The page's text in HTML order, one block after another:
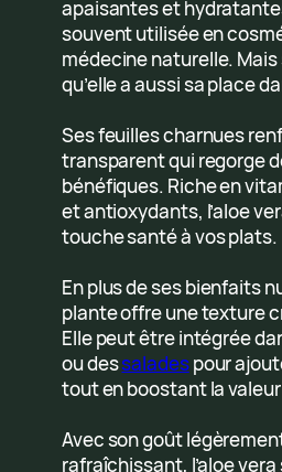
apaisantes et
souvent utilisée en
médecine naturelle.
qu’elle a aussi sa place
Ses feuilles charnues
transparent qui regorge
bénéfiques. Riche en
et antioxydants, l’aloe
touche santé à vos plats.
En plus de ses bienfaits
plante offre une texture
Elle peut être intégrée
ou dessaladespour
tout en boostant la
Avec son goût
rafraîchissant, l’aloe vera